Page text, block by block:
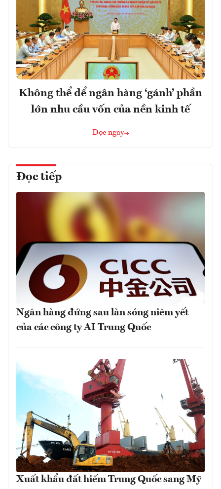
Không thể để ngân hàng ‘gánh’ phần
lớn nhu cầu vốn của nền kinh tế
Đọc ngay
Đọc tiếp
Ngân hàng đứng sau làn sóng niêm yết
của các công ty AI Trung Quốc
Xuất khẩu đất hiếm Trung Quốc sang Mỹ